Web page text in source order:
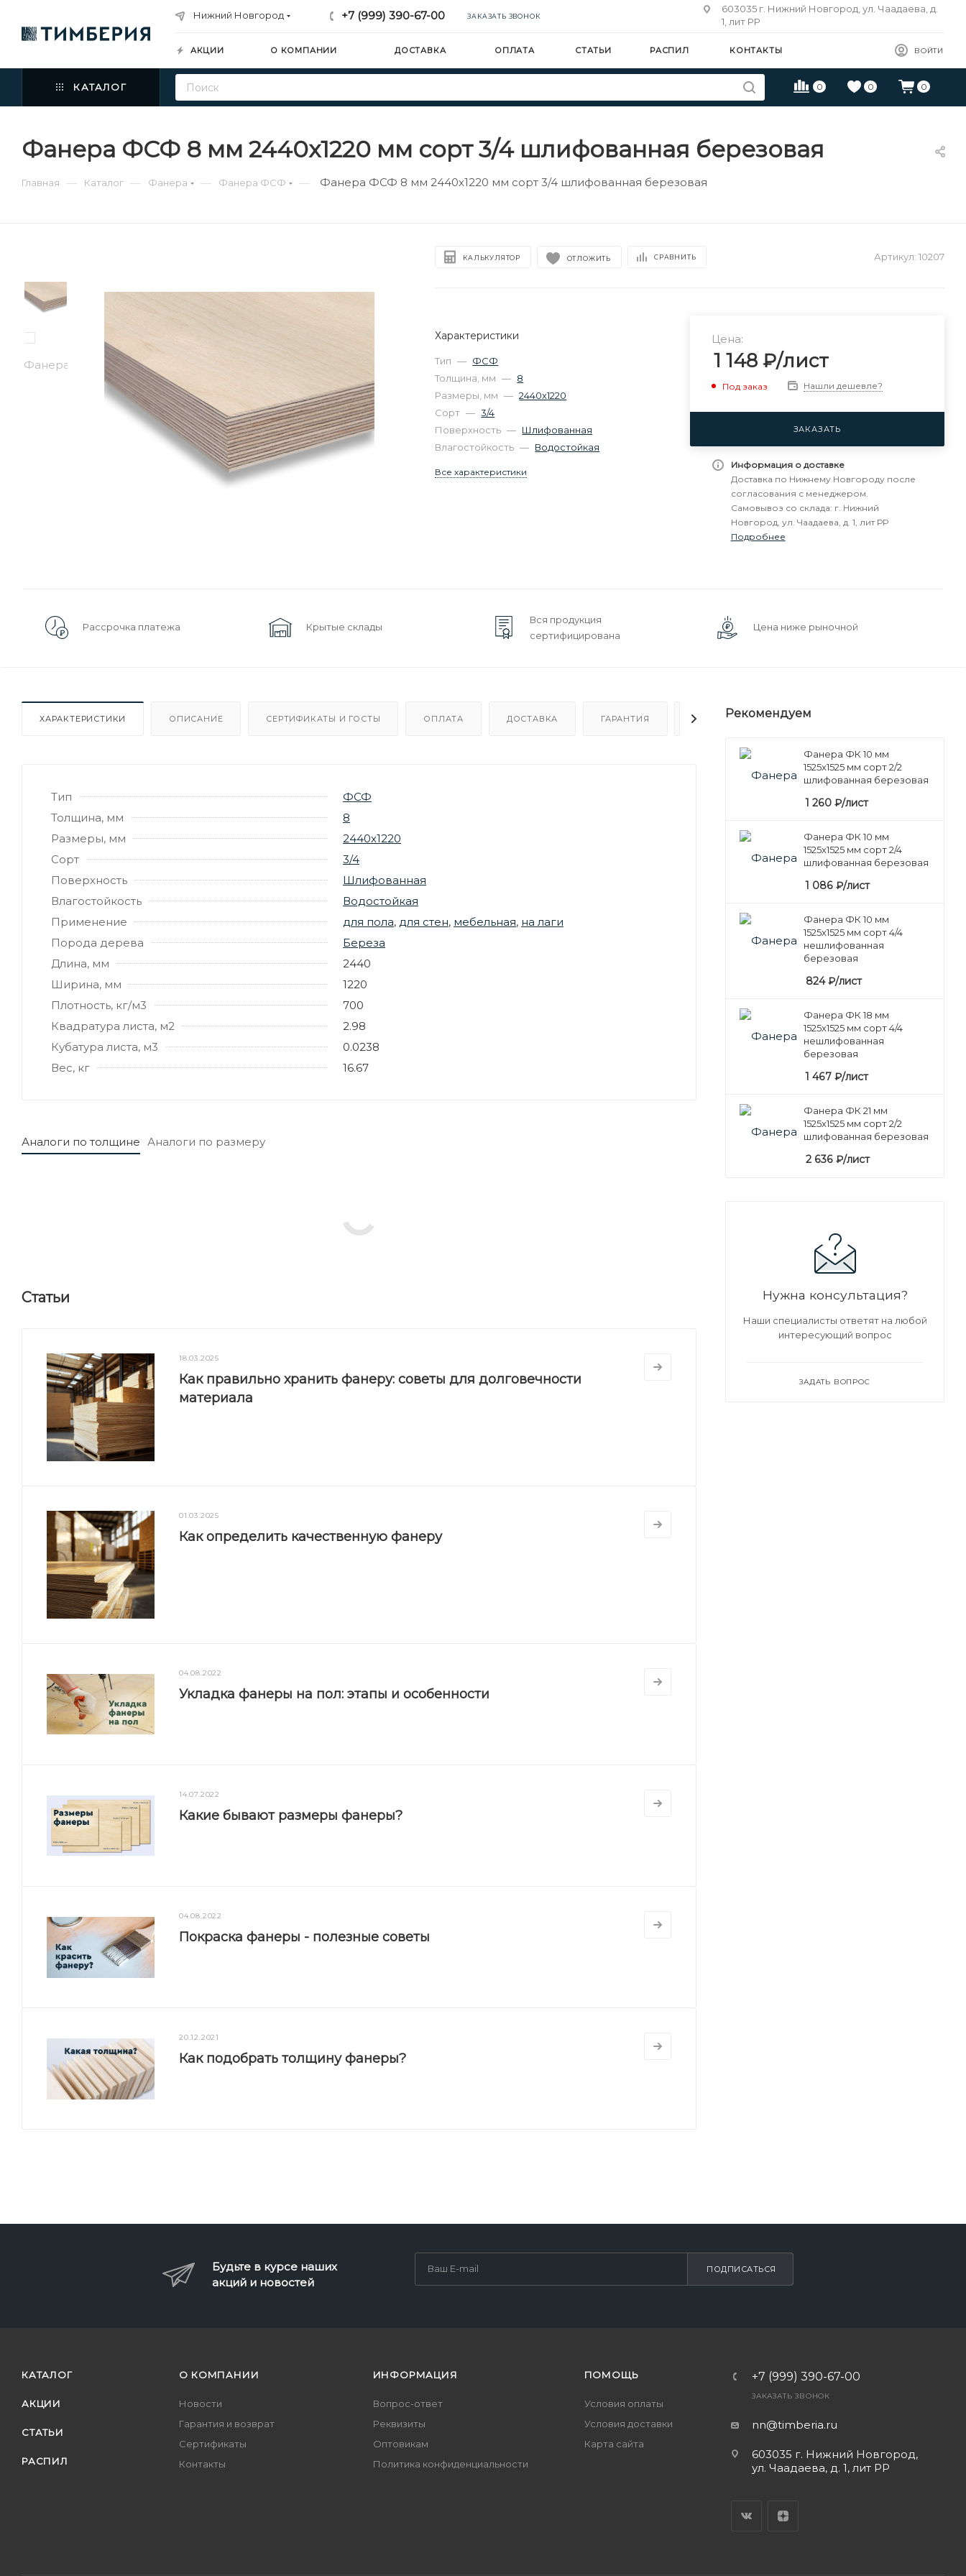
Нижний Новгород +7 (999) 390-67-00 ЗАКАЗАТЬ ЗВОНОК
603035 г. Нижний Новгород, ул. Чаадаева, д.
1, лит РР
ВОЙТИ
АКЦИИ О КОМПАНИИ ДОСТАВКА ОПЛАТА СТАТЬИ РАСПИЛ КОНТАКТЫ
0 0 0
КАТАЛОГ
Фанера ФСФ 8 мм 2440х1220 мм сорт 3/4 шлифованная березовая
Главная — Каталог — Фанера — Фанера ФСФ — Фанера ФСФ 8 мм 2440х1220 мм сорт 3/4 шлифованная березовая
КАЛЬКУЛЯТОР ОТЛОЖИТЬ СРАВНИТЬ Артикул: 10207
Характеристики
Тип — ФСФ
Толщина, мм — 8
Размеры, мм — 2440х1220
Сорт — 3/4
Поверхность — Шлифованная
Влагостойкость — Водостойкая
Все характеристики
Цена:
1 148₽/лист
Под заказ Нашли дешевле?
ЗАКАЗАТЬ
Информация о доставке
Доставка по Нижнему Новгороду после
согласования с менеджером.
Самовывоз со склада: г. Нижний
Новгород, ул. Чаадаева, д. 1, лит РР
Подробнее
Рассрочка платежа Крытые склады
Вся продукция
сертифицирована
Цена ниже рыночной
ХАРАКТЕРИСТИКИ ОПИСАНИЕ СЕРТИФИКАТЫ И ГОСТЫ ОПЛАТА ДОСТАВКА ГАРАНТИЯ ОТЗЫВЫ
Тип
ФСФ
Толщина, мм
8
Размеры, мм
2440х1220
Сорт
3/4
Поверхность
Шлифованная
Влагостойкость
Водостойкая
Применение
для пола, для стен, мебельная, на лаги
Порода дерева
Береза
Длина, мм
2440
Ширина, мм
1220
Плотность, кг/м3
700
Квадратура листа, м2
2.98
Кубатура листа, м3
0.0238
Вес, кг
16.67
Аналоги по толщине Аналоги по размеру
Статьи
18.03.2025
Как правильно хранить фанеру: советы для долговечности
материала
01.03.2025
Как определить качественную фанеру
04.08.2022
Укладка фанеры на пол: этапы и особенности
14.07.2022
Какие бывают размеры фанеры?
04.08.2022
Покраска фанеры - полезные советы
20.12.2021
Как подобрать толщину фанеры?
Рекомендуем
Фанера ФК 10 мм
1525х1525 мм сорт 2/2
шлифованная березовая
1 260 ₽/лист
Фанера ФК 10 мм
1525х1525 мм сорт 2/4
шлифованная березовая
1 086 ₽/лист
Фанера ФК 10 мм
1525х1525 мм сорт 4/4
нешлифованная
березовая
824₽/лист
Фанера ФК 18 мм
1525х1525 мм сорт 4/4
нешлифованная
березовая
1 467 ₽/лист
Фанера ФК 21 мм
1525х1525 мм сорт 2/2
шлифованная березовая
2 636 ₽/лист
Нужна консультация?
Наши специалисты ответят на любой
интересующий вопрос
ЗАДАТЬ ВОПРОС
Будьте в курсе наших
акций и новостей
ПОДПИСАТЬСЯ
КАТАЛОГ
АКЦИИ
СТАТЬИ
РАСПИЛ
О КОМПАНИИ
Новости
Гарантия и возврат
Сертификаты
Контакты
ИНФОРМАЦИЯ
Вопрос-ответ
Реквизиты
Оптовикам
Политика конфиденциальности
ПОМОЩЬ
Условия оплаты
Условия доставки
Карта сайта
+7 (999) 390-67-00
ЗАКАЗАТЬ ЗВОНОК
nn@timberia.ru
603035 г. Нижний Новгород,
ул. Чаадаева, д. 1, лит РР